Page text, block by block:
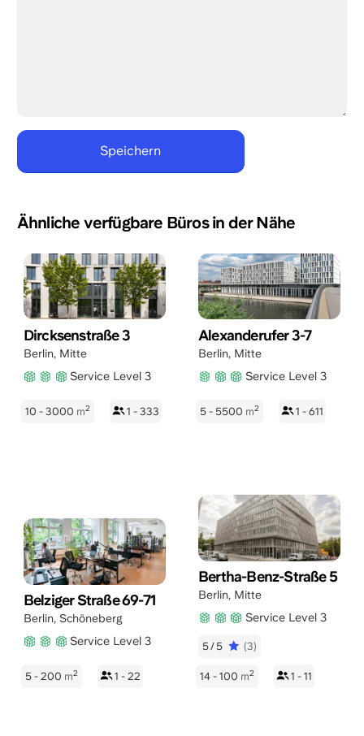
Ähnliche verfügbare Büros in der Nähe
Dircksenstraße 3
Berlin, Mitte
Service Level 3
10 - 3000 m2 1 - 333
Alexanderufer 3-7
Berlin, Mitte
Service Level 3
5 - 5500 m2 1 - 611
Belziger Straße 69-71
Berlin, Schöneberg
Service Level 3
5 - 200 m2 1 - 22
Bertha-Benz-Straße 5
Berlin, Mitte
Service Level 3
5/5 (3)
14 - 100 m2 1 - 11